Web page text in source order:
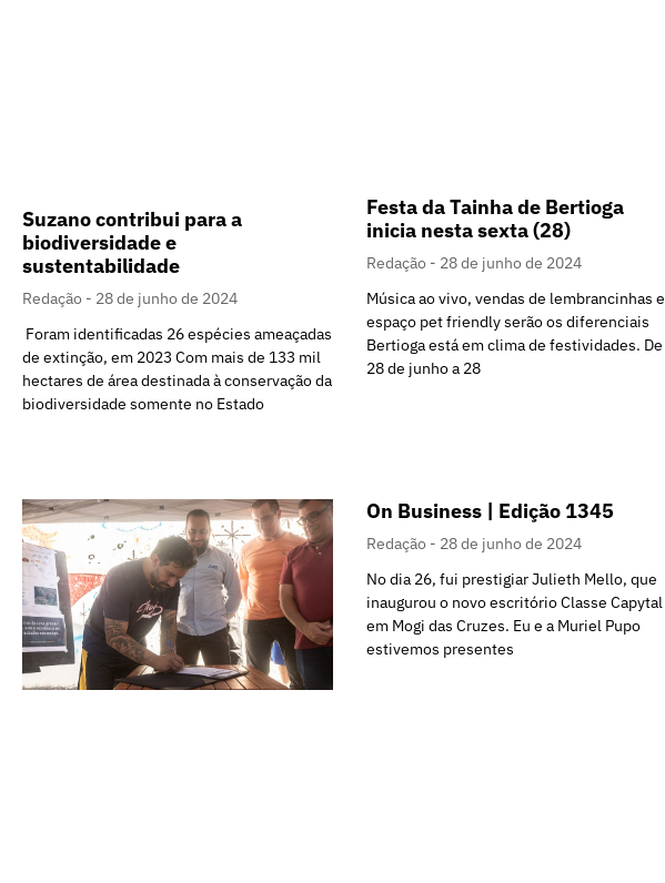
Suzano contribui para a
biodiversidade e
sustentabilidade
Redação
28 de junho de 2024
Foram identificadas 26 espécies ameaçadas
de extinção, em 2023 Com mais de 133 mil
hectares de área destinada à conservação da
biodiversidade somente no Estado
Festa da Tainha de Bertioga
inicia nesta sexta (28)
Redação
28 de junho de 2024
Música ao vivo, vendas de lembrancinhas e
espaço pet friendly serão os diferenciais
Bertioga está em clima de festividades. De
28 de junho a 28
On Business | Edição 1345
Redação
28 de junho de 2024
No dia 26, fui prestigiar Julieth Mello, que
inaugurou o novo escritório Classe Capytal
em Mogi das Cruzes. Eu e a Muriel Pupo
estivemos presentes